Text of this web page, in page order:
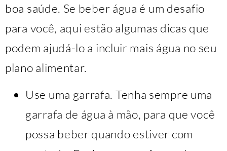
boa saúde. Se beber água é um desafio
para você, aqui estão algumas dicas que
podem ajudá-lo a incluir mais água no seu
plano alimentar.
Use uma garrafa. Tenha sempre uma
garrafa de água à mão, para que você
possa beber quando estiver com